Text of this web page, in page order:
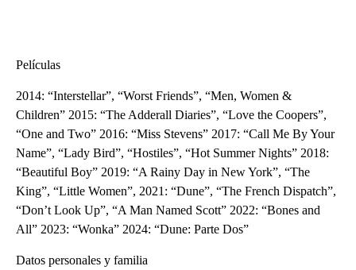
Películas
2014: “Interstellar”, “Worst Friends”, “Men, Women &
Children” 2015: “The Adderall Diaries”, “Love the Coopers”,
“One and Two” 2016: “Miss Stevens” 2017: “Call Me By Your
Name”, “Lady Bird”, “Hostiles”, “Hot Summer Nights” 2018:
“Beautiful Boy” 2019: “A Rainy Day in New York”, “The
King”, “Little Women”, 2021: “Dune”, “The French Dispatch”,
“Don’t Look Up”, “A Man Named Scott” 2022: “Bones and
All” 2023: “Wonka” 2024: “Dune: Parte Dos”
Datos personales y familia